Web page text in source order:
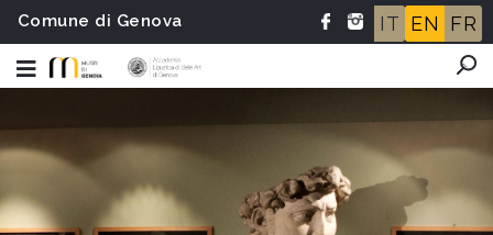
Comune di Genova IT EN FR